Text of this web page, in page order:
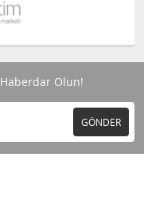
Olun!
GÖNDER